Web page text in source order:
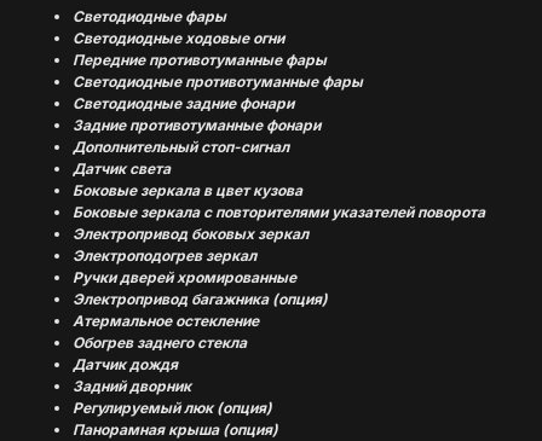
Светодиодные фары
Светодиодные ходовые огни
Передние противотуманные фары
Светодиодные противотуманные фары
Cветодиодные задние фонари
Задние противотуманные фонари
Дополнительный стоп-сигнал
Датчик света
Боковые зеркала в цвет кузова
Боковые зеркала с повторителями указателей поворота
Электропривод боковых зеркал
Электроподогрев зеркал
Ручки дверей хромированные
Электропривод багажника (опция)
Атермальное остекление
Обогрев заднего стекла
Датчик дождя
Задний дворник
Регулируемый люк (опция)
Панорамная крыша (опция)